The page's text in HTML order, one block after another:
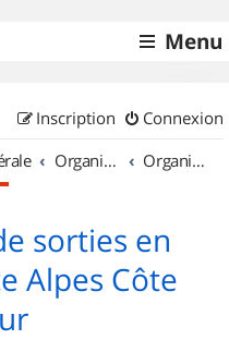
Menu
Connexion
Inscription
Organisation de sorties & Recherche de partenaires Organisation de sorties en région Provence Alpes Côte d'Azur
sorties en
Alpes Côte